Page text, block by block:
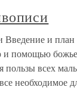
Введение и
помощью
пользы всех
необходимое